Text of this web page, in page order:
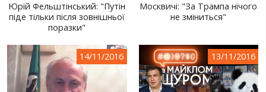
Юрій Фельштінський: "Путін
піде тільки після зовнішньої
поразки"
Москвичі: "За Трампа нічого
не зміниться"
14/11/2016 13/11/2016